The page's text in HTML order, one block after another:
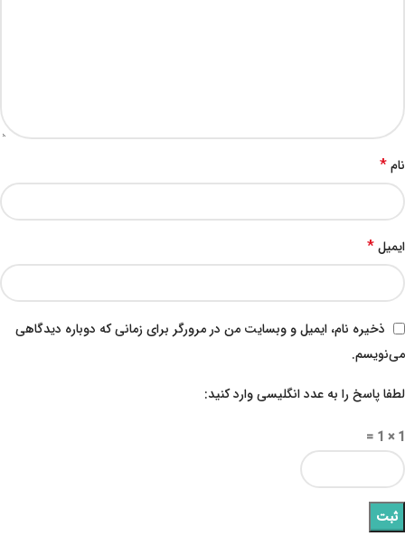
نام*
ایمیل*
ذخیره نام، ایمیل و وبسایت من در مرورگر برای زمانی که دوباره دیدگاهی
می‌نویسم.
لطفا پاسخ را به عدد انگلیسی وارد کنید:
1 × 1 =